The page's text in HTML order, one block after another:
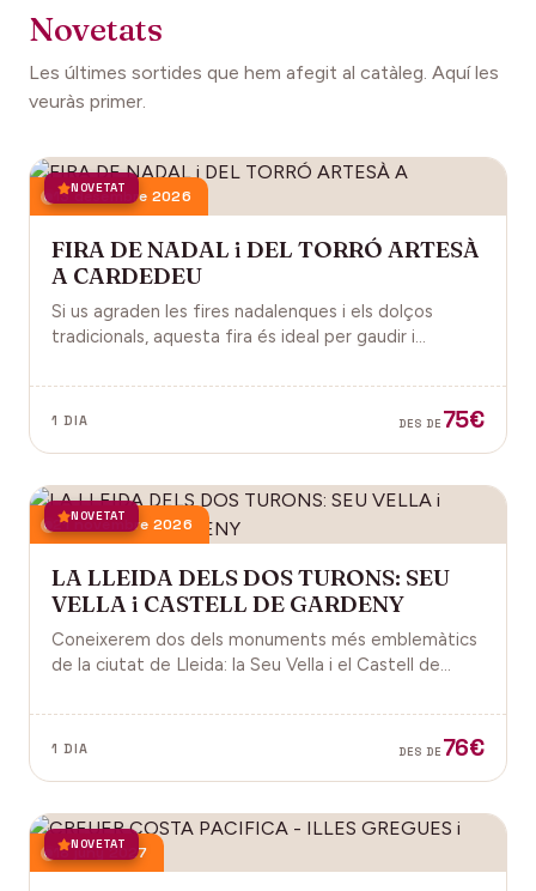
Novetats
Les últimes sortides que hem afegit al catàleg. Aquí les
veuràs primer.
NOVETAT
13 desembre 2026
FIRA DE NADAL i DEL TORRÓ ARTESÀ
A CARDEDEU
Si us agraden les fires nadalenques i els dolços
tradicionals, aquesta fira és ideal per gaudir i
1 DIA DES DE 75€
NOVETAT
21 novembre 2026
LA LLEIDA DELS DOS TURONS: SEU
VELLA i CASTELL DE GARDENY
Coneixerem dos dels monuments més emblemàtics
de la ciutat de Lleida: la Seu Vella i el Castell de
1 DIA DES DE 76€
NOVETAT
18 juny 2027